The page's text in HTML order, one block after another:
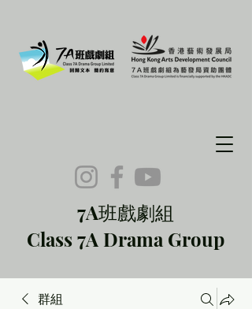
7A班戲劇組
Class 7A Drama Group
群組